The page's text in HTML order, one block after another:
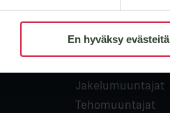
En hyväksy evästeitä
Jakelumuuntajat
Tehomuuntajat